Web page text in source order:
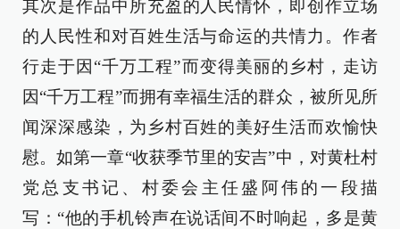
其次是作品中所充盈的人民情怀，即创作立场
的人民性和对百姓生活与命运的共情力。作者
行走于因“千万工程”而变得美丽的乡村，走访
因“千万工程”而拥有幸福生活的群众，被所见所
闻深深感染，为乡村百姓的美好生活而欢愉快
慰。如第一章“收获季节里的安吉”中，对黄杜村
党总支书记、村委会主任盛阿伟的一段描
写：“他的手机铃声在说话间不时响起，多是黄